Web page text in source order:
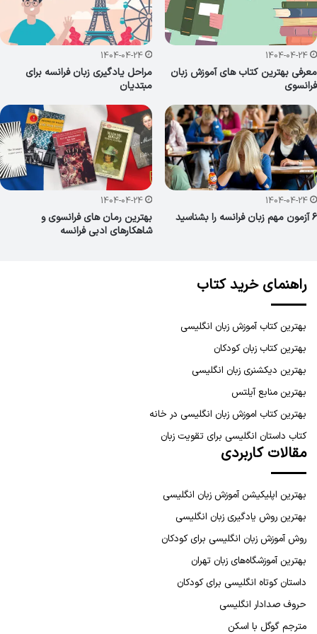
1404-04-24
معرفی بهترین کتاب های آموزش زبان
فرانسوی
1404-04-24
مراحل یادگیری زبان فرانسه برای
مبتدیان
1404-04-24
۶ آزمون مهم زبان فرانسه را بشناسید
1404-04-24
بهترین رمان های فرانسوی و
شاهکارهای ادبی فرانسه
راهنمای خرید کتاب
بهترین کتاب آموزش زبان انگلیسی
بهترین کتاب زبان کودکان
بهترین دیکشنری زبان انگلیسی
بهترین منابع آیلتس
بهترین کتاب اموزش زبان انگلیسی در خانه
کتاب داستان انگلیسی برای تقویت زبان
مقالات کاربردی
بهترین اپلیکیشن آموزش زبان انگلیسی
بهترین روش یادگیری زبان انگلیسی
روش آموزش زبان انگلیسی برای کودکان
بهترین آموزشگاه‌های زبان تهران
داستان کوتاه انگلیسی برای کودکان
حروف صدادار انگلیسی
مترجم گوگل با اسکن